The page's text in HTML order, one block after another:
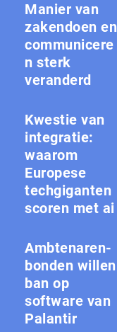
Manier van
zakendoen en
communicere
n sterk
veranderd
Kwestie van
integratie:
waarom
Europese
techgiganten
scoren met ai
Amb­te­na­ren­
bon­den willen
ban op
software van
Palantir